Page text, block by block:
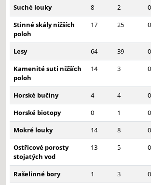
Suché louky
8 2 0
Stinné skály nižších
poloh
17 25 0
Lesy 64 39 0
Kamenité suti nižších
poloh
14 3 0
Horské bučiny 4 4 0
Horské biotopy
0 1 0
Mokré louky
14 8 0
Ostřicové porosty
stojatých vod
13 5 0
Rašelinné bory 1 3 0